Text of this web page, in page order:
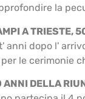
la
A TRIESTE,
anni dopo l'
le cerimonie
ANNI DELLA